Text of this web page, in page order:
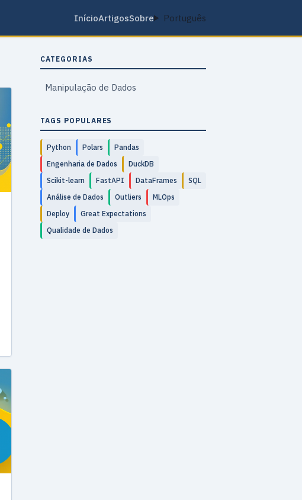
InícioArtigosSobre Português
CATEGORIAS
Manipulação de Dados
TAGS POPULARES
Python Polars
Pandas
Engenharia de Dados
DuckDB
Scikit-learn
FastAPI DataFrames
SQL
Análise de Dados
Outliers
MLOps
Deploy
Great Expectations
Qualidade de Dados